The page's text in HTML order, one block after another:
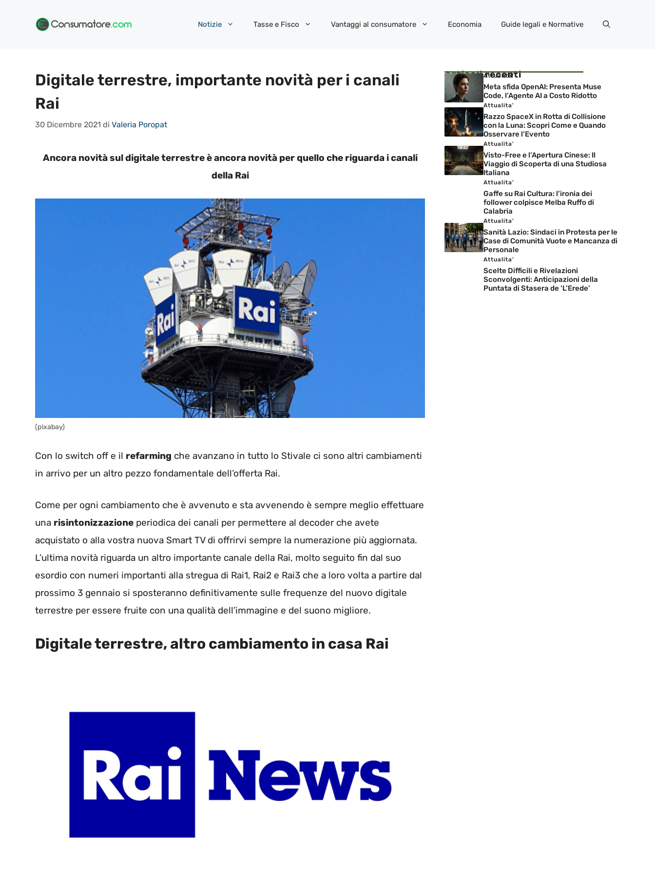
Notizie Tasse e Fisco Vantaggi al consumatore Economia Guide legali e Normative
Digitale terrestre, importante novità per i canali
Rai
30 Dicembre 2021 di Valeria Poropat
Ancora novità sul digitale terrestre è ancora novità per quello che riguarda i canali
della Rai
(pixabay)
Con lo switch off e il refarming che avanzano in tutto lo Stivale ci sono altri cambiamenti
in arrivo per un altro pezzo fondamentale dell’offerta Rai.
Come per ogni cambiamento che è avvenuto e sta avvenendo è sempre meglio effettuare
una risintonizzazione periodica dei canali per permettere al decoder che avete
acquistato o alla vostra nuova Smart TV di offrirvi sempre la numerazione più aggiornata.
L’ultima novità riguarda un altro importante canale della Rai, molto seguito fin dal suo
esordio con numeri importanti alla stregua di Rai1, Rai2 e Rai3 che a loro volta a partire dal
prossimo 3 gennaio si sposteranno definitivamente sulle frequenze del nuovo digitale
terrestre per essere fruite con una qualità dell’immagine e del suono migliore.
Digitale terrestre, altro cambiamento in casa Rai
Articoli recenti
Attualita'
Meta sfida OpenAI: Presenta Muse
Code, l’Agente AI a Costo Ridotto
Attualita'
Razzo SpaceX in Rotta di Collisione
con la Luna: Scopri Come e Quando
Osservare l’Evento
Attualita'
Visto-Free e l’Apertura Cinese: Il
Viaggio di Scoperta di una Studiosa
Italiana
Attualita'
Gaffe su Rai Cultura: l’ironia dei
follower colpisce Melba Ruffo di
Calabria
Attualita'
Sanità Lazio: Sindaci in Protesta per le
Case di Comunità Vuote e Mancanza di
Personale
Attualita'
Scelte Difficili e Rivelazioni
Sconvolgenti: Anticipazioni della
Puntata di Stasera de ‘L’Erede’